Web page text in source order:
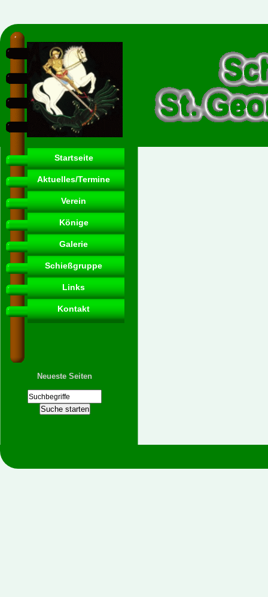
Startseite
Aktuelles/Termine
Verein
Könige
Galerie
Schießgruppe
Links
Kontakt
Neueste Seiten